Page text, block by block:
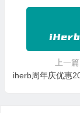
上一篇